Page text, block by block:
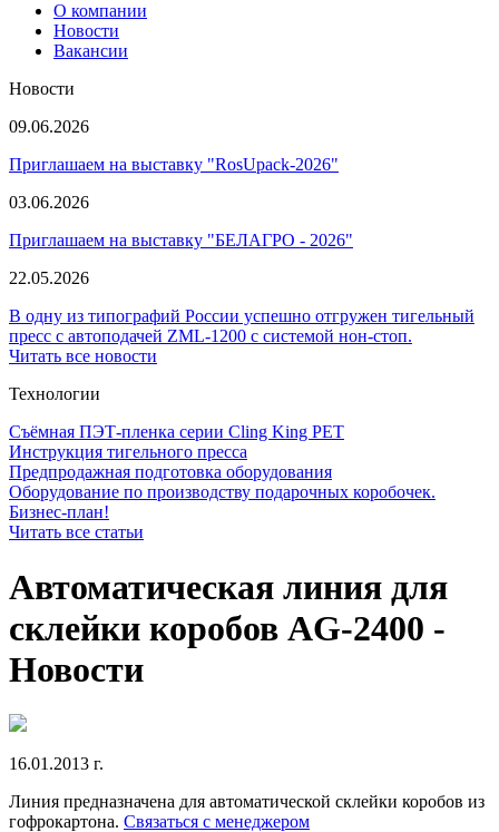
О компании
Новости
Вакансии
Новости
09.06.2026
Приглашаем на выставку "RosUpack-2026"
03.06.2026
Приглашаем на выставку "БЕЛАГРО - 2026"
22.05.2026
В одну из типографий России успешно отгружен тигельный
пресс с автоподачей ZML-1200 с системой нон-стоп.
Читать все новости
Технологии
Съёмная ПЭТ-пленка серии Cling King PET
Инструкция тигельного пресса
Предпродажная подготовка оборудования
Оборудование по производству подарочных коробочек.
Бизнес-план!
Читать все статьи
Автоматическая линия для
склейки коробов AG-2400 -
Новости
16.01.2013 г.
Линия предназначена для автоматической склейки коробов из
гофрокартона. Связаться с менеджером